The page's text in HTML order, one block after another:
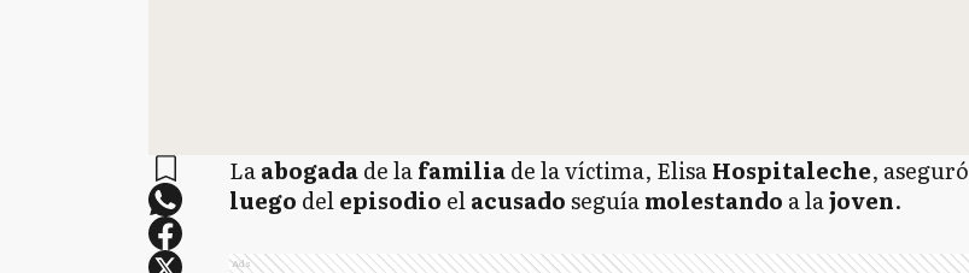
Laabogadade lafamiliade la víctima, ElisaHospitaleche, aseguró
luego delepisodio elacusadoseguíamolestando a lajoven.
Ads